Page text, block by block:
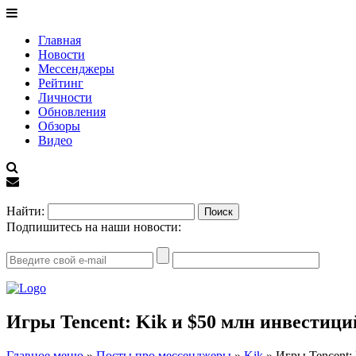
Главная
Новости
Мессенджеры
Рейтинг
Личности
Обновления
Обзоры
Видео
Найти:
Подпишитесь на наши новости:
Игры Tencent: Kik и $50 млн